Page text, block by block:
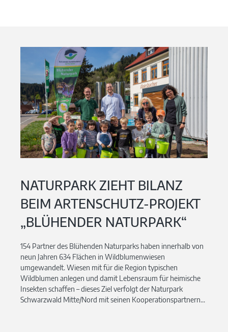
NATURPARK ZIEHT BILANZ
BEIM ARTENSCHUTZ-PROJEKT
„BLÜHENDER NATURPARK“
154 Partner des Blühenden Naturparks haben innerhalb von
neun Jahren 634 Flächen in Wildblumenwiesen
umgewandelt. Wiesen mit für die Region typischen
Wildblumen anlegen und damit Lebensraum für heimische
Insekten schaffen – dieses Ziel verfolgt der Naturpark
Schwarzwald Mitte/Nord mit seinen Kooperationspartnern...